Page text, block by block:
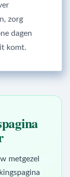
zorg
dagen
komt.
metgezel